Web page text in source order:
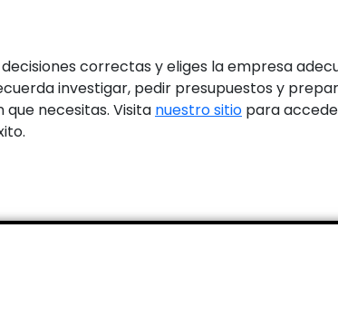
correctas y eliges la empresa
investigar, pedir presupuestos y
necesitas. Visita nuestro sitio para